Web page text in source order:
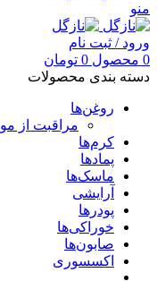
منو
ورود / ثبت نام
0 محصول 0 تومان
دسته بندی محصولات
روغن‌ها
مراقبت از مو
کرم‌ها
پمادها
ماسک‌ها
آرایشی
پودرها
خوراکی‌ها
صابون‌ها
اکسسوری